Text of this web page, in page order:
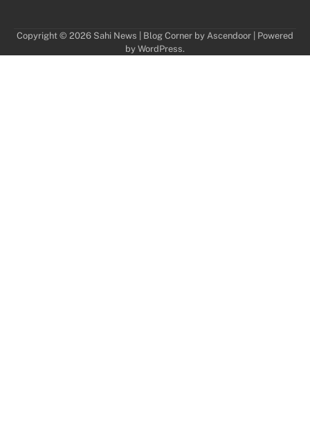
Copyright © 2026 Sahi News | Blog Corner by Ascendoor | Powered
by WordPress.